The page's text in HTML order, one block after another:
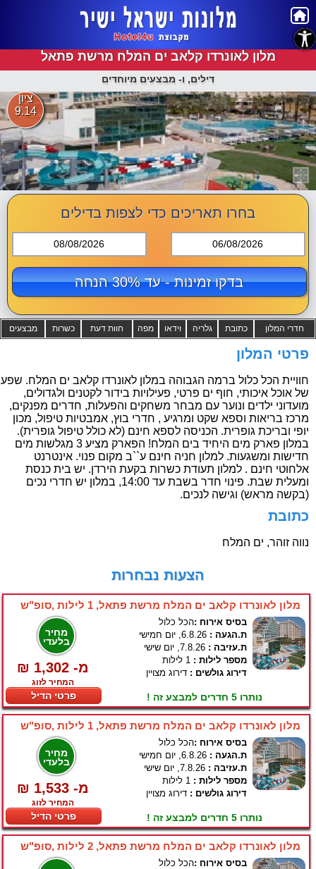
מלון לאונרדו קלאב ים המלח מרשת פתאל
דילים, ו- מבצעים מיוחדים
ציון
9.14
בחרו תאריכים כדי לצפות בדילים
08/08/2026 06/08/2026
בדקו זמינות - עד 30% הנחה
מבצעים כשרות חוות דעת מפה וידאו גלריה כתובת חדרי המלון
פרטי המלון
חוויית הכל כלול ברמה הגבוהה במלון לאונרדו קלאב ים המלח. שפע
של אוכל איכותי, חוף ים פרטי, פעילויות בידור לקטנים ולגדולים,
מועדוני ילדים ונוער עם מבחר משחקים והפעלות, חדרים מפנקים,
מרכז בריאות וספא שקט ומרגיע , חדרי בוץ, אמבטיות טיפול, מכון
יופי ובריכת גופרית. הכניסה לספא חינם (לא כולל טיפול גופרית).
במלון פארק מים היחיד בים המלח! הפארק מציע 3 מגלשות מים
חדישות ומשגעות. למלון חניה חינם ע``ב מקום פנוי. אינטרנט
אלחוטי חינם . למלון תעודת כשרות בקעת הירדן. יש בית כנסת
ומעלית שבת. פינוי חדר בשבת עד 14:00, במלון יש חדרי נכים
(בקשה מראש) וגישה לנכים.
כתובת
נווה זוהר, ים המלח
הצעות נבחרות
מלון לאונרדו קלאב ים המלח מרשת פתאל, 1 לילות ,סופ"ש
מחיר
בלעדי
₪ 1,302 -מ
המחיר לזוג
פרטי הדיל
בסיס אירוח :הכל כלול
ת.הגעה :
ת.עזיבה :
מספר לילות :
דירוג גולשים : דירוג מצויין
נותרו 5 חדרים למבצע זה !
מלון לאונרדו קלאב ים המלח מרשת פתאל, 1 לילות ,סופ"ש
מחיר
בלעדי
₪ 1,533 -מ
המחיר לזוג
פרטי הדיל
בסיס אירוח :הכל כלול
ת.הגעה :
ת.עזיבה :
מספר לילות :
דירוג גולשים : דירוג מצויין
נותרו 5 חדרים למבצע זה !
מלון לאונרדו קלאב ים המלח מרשת פתאל, 2 לילות ,סופ"ש
בסיס אירוח :הכל כלול
נגישות